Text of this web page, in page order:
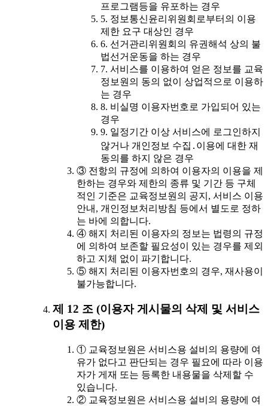
프로그램등을 유포하는 경우
5. 정보통신윤리위원회로부터의 이용
제한 요구 대상인 경우
6. 선거관리위원회의 유권해석 상의 불
법선거운동을 하는 경우
7. 서비스를 이용하여 얻은 정보를 교육
정보원의 동의 없이 상업적으로 이용하
는 경우
8. 비실명 이용자번호로 가입되어 있는
경우
9. 일정기간 이상 서비스에 로그인하지
않거나 개인정보 수집․이용에 대한 재
동의를 하지 않은 경우
③ 전항의 규정에 의하여 이용자의 이용을 제
한하는 경우와 제한의 종류 및 기간 등 구체
적인 기준은 교육정보원의 공지, 서비스 이용
안내, 개인정보처리방침 등에서 별도로 정하
는 바에 의합니다.
④ 해지 처리된 이용자의 정보는 법령의 규정
에 의하여 보존할 필요성이 있는 경우를 제외
하고 지체 없이 파기합니다.
⑤ 해지 처리된 이용자번호의 경우, 재사용이
불가능합니다.
제 12 조 (이용자 게시물의 삭제 및 서비스
이용 제한)
① 교육정보원은 서비스용 설비의 용량에 여
유가 없다고 판단되는 경우 필요에 따라 이용
자가 게재 또는 등록한 내용물을 삭제할 수
있습니다.
② 교육정보원은 서비스용 설비의 용량에 여